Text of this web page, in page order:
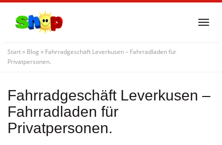
content
Start» Blog » Fahrradgeschäft Leverkusen – Fahrradladen für
Privatpersonen.
Fahrradgeschäft Leverkusen –
Fahrradladen für
Privatpersonen.